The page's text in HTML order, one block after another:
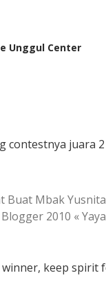
Unggul Center
contestnya juara
Buat Mbak
2010 «
keep spirit